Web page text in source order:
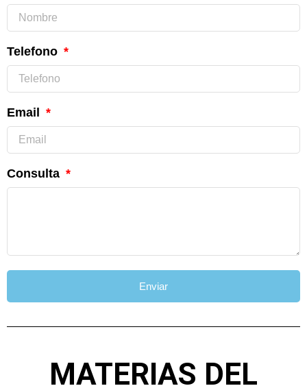
Telefono
Email
Consulta
Enviar
MATERIAS DEL